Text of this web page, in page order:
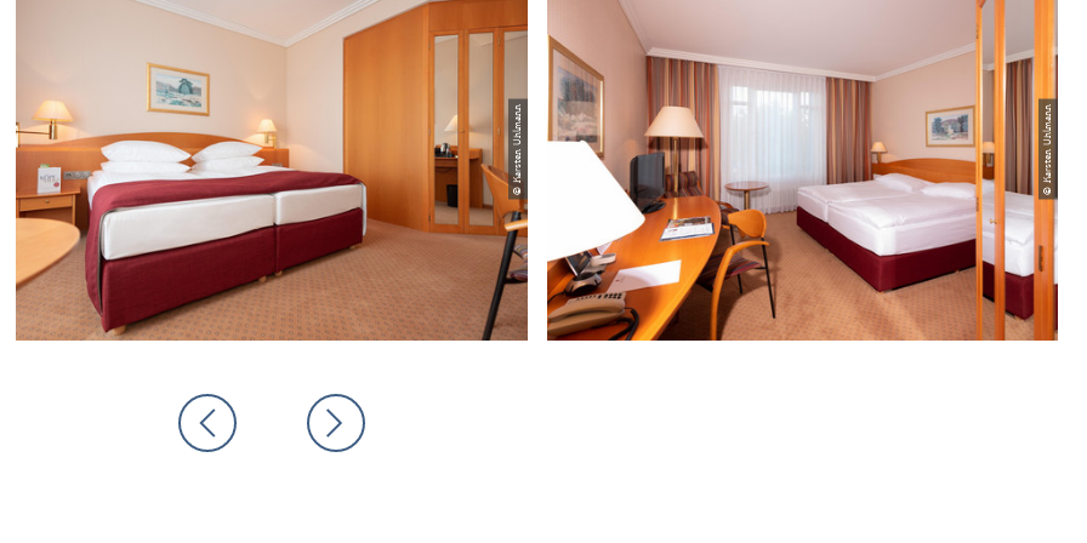
© Karsten Uhlmann © Karsten Uhlmann